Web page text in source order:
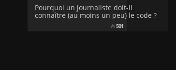
Pourquoi un journaliste doit-il
connaître (au moins un peu) le code ?
501